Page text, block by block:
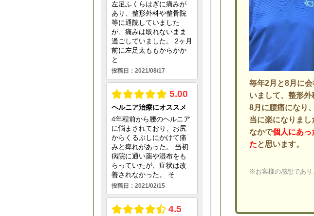
毎年2月と8月に
いまして、整形
8月に腰痛になり
当に楽になりま
なかで個人にあっ
たと思います。
※お客様の感想であり